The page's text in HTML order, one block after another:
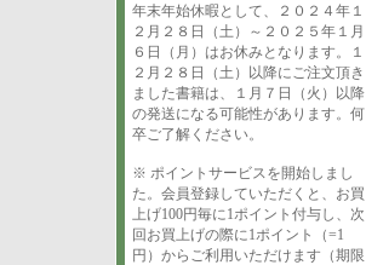
年末年始休暇として、２０２４年１
２月２８日（土）～２０２５年１月
６日（月）はお休みとなります。１
２月２８日（土）以降にご注文頂き
ました書籍は、１月７日（火）以降
の発送になる可能性があります。何
卒ご了解ください。
※ ポイントサービスを開始しまし
た。会員登録していただくと、お買
上げ100円毎に1ポイント付与し、次
回お買上げの際に1ポイント（=1
円）からご利用いただけます（期限